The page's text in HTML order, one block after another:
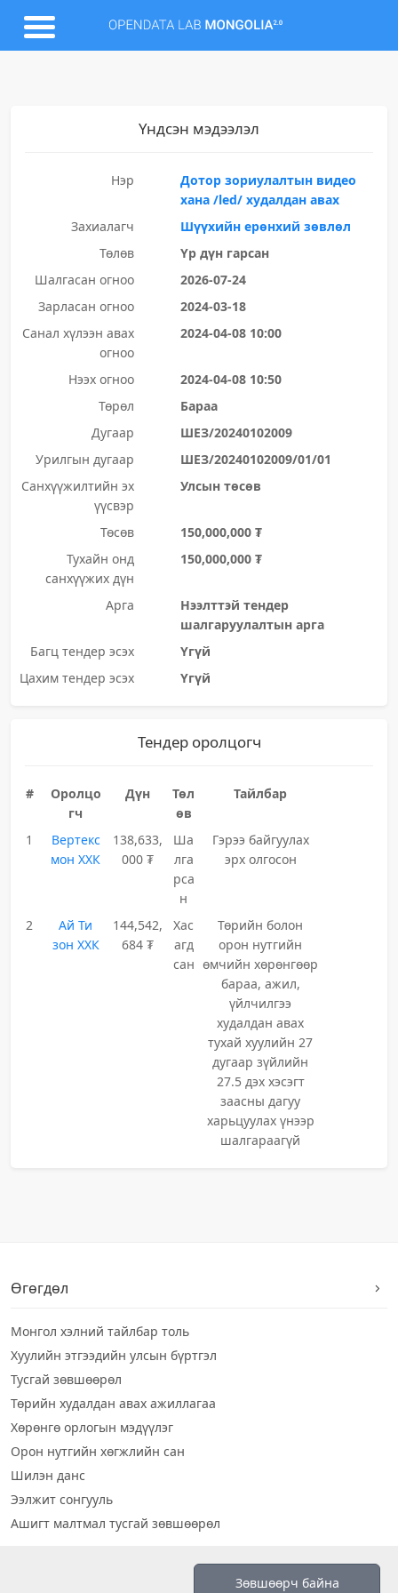
Үндсэн мэдээлэл
Нэр
Дотор зориулалтын видео
хана /led/ худалдан авах
Захиалагч
Шүүхийн ерөнхий зөвлөл
Төлөв
Үр дүн гарсан
Шалгасан огноо
2026-07-24
Зарласан огноо
2024-03-18
Санал хүлээн авах
огноо
2024-04-08 10:00
Нээх огноо
2024-04-08 10:50
Төрөл
Бараа
Дугаар
ШЕЗ/20240102009
Урилгын дугаар
ШЕЗ/20240102009/01/01
Санхүүжилтийн эх
үүсвэр
Улсын төсөв
Төсөв
150,000,000 ₮
Тухайн онд
санхүүжих дүн
150,000,000 ₮
Арга
Нээлттэй тендер
шалгаруулалтын арга
Багц тендер эсэх
Үгүй
Цахим тендер эсэх
Үгүй
Тендер оролцогч
#
Оролцо
гч
Дүн
Төл
өв
Тайлбар
1
Вертекс
мон ХХК
138,633,
000 ₮
Ша
лга
рса
н
Гэрээ байгуулах
эрх олгосон
2
Ай Ти
зон ХХК
144,542,
684 ₮
Хас
агд
сан
Төрийн болон
орон нутгийн
өмчийн хөрөнгөөр
бараа, ажил,
үйлчилгээ
худалдан авах
тухай хуулийн 27
дугаар зүйлийн
27.5 дэх хэсэгт
заасны дагуу
харьцуулах үнээр
шалгараагүй
Өгөгдөл
Монгол хэлний тайлбар толь
Хуулийн этгээдийн улсын бүртгэл
Тусгай зөвшөөрөл
Төрийн худалдан авах ажиллагаа
Хөрөнгө орлогын мэдүүлэг
Орон нутгийн хөгжлийн сан
Шилэн данс
Ээлжит сонгууль
Ашигт малтмал тусгай зөвшөөрөл
Зөвшөөрч байна